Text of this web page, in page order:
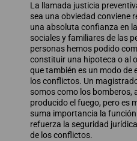
La llamada justicia
sea una obviedad conviene
una absoluta confianza en
sociales y familiares de las
personas hemos podido
constituir una hipoteca o al
que también es un modo de
los conflictos. Un
somos como los bomberos,
producido el fuego, pero es
suma importancia la
refuerza la seguridad
de los conflictos.